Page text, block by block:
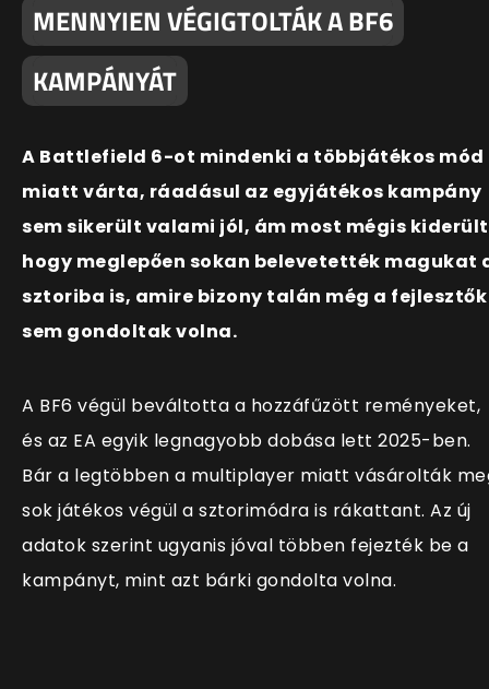
MENNYIEN VÉGIGTOLTÁK A BF6
KAMPÁNYÁT
A Battlefield 6-ot mindenki a többjátékos mód
miatt várta, ráadásul az egyjátékos kampány
sem sikerült valami jól, ám most mégis
hogy meglepően sokan belevetették magukat
sztoriba is, amire bizony talán még a fejlesztők
sem gondoltak volna.
A BF6 végül beváltotta a hozzáfűzött reményeket,
és az EA egyik legnagyobb dobása lett 2025-ben.
Bár a legtöbben a multiplayer miatt vásárolták
sok játékos végül a sztorimódra is rákattant. Az új
adatok szerint ugyanis jóval többen fejezték be a
kampányt, mint azt bárki gondolta volna.